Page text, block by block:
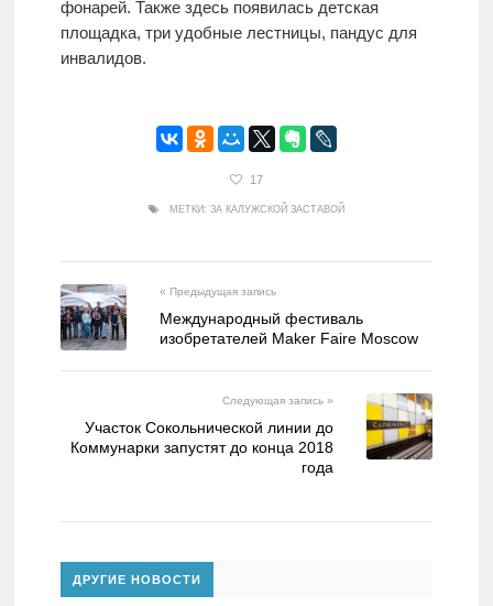
фонарей. Также здесь появилась детская
площадка, три удобные лестницы, пандус для
инвалидов.
17
МЕТКИ: ЗА КАЛУЖСКОЙ ЗАСТАВОЙ
« Предыдущая запись
Международный фестиваль
изобретателей Maker Faire Moscow
Следующая запись »
Участок Сокольнической линии до
Коммунарки запустят до конца 2018
года
ДРУГИЕ НОВОСТИ